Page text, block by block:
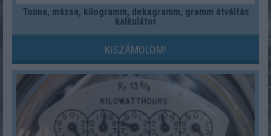
Tonna, mázsa, kilogramm, dekagramm, gramm átváltás
kalkulátor
KISZÁMOLOM!